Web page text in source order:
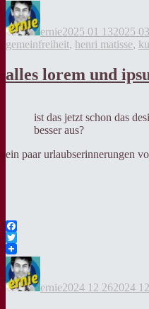
ernie2025 01 132025
gemeinfreiheit, henri matisse,
alles lorem und
ist das jetzt schon das
besser aus?
ein paar urlaubserinnerungen
Facebook
Twitter
ernie2024 12 262024